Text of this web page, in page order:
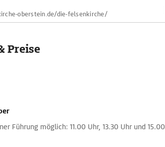
oberstein.de/die-felsenkirche/
Preise
Führung möglich: 11.00 Uhr, 13.30 Uhr und 15.00